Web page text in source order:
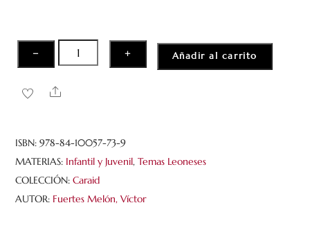
5
−
Leyendas
de
León
+ Añadir al carrito
Share
ISBN:978-84-10057-73-9
MATERIAS: Infantil y Juvenil,Temas Leoneses
COLECCIÓN:Caraid
AUTOR: Fuertes Melón, Víctor